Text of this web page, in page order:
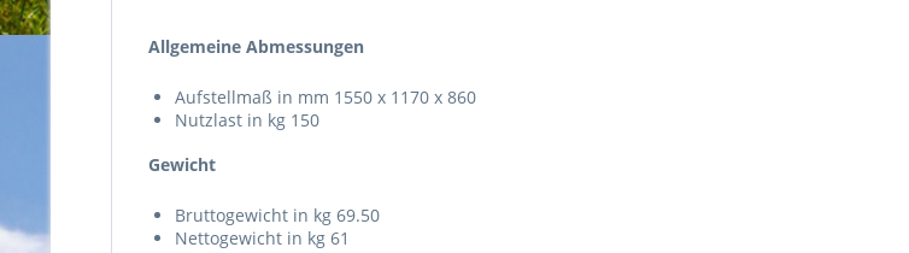
Allgemeine Abmessungen
Aufstellmaß in mm 1550 x 1170 x 860
Nutzlast in kg 150
Gewicht
Bruttogewicht in kg 69.50
Nettogewicht in kg 61